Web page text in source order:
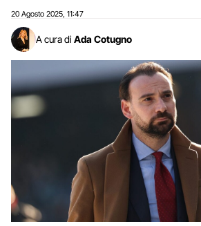
20 Agosto 2025 11:47
A cura di Ada Cotugno